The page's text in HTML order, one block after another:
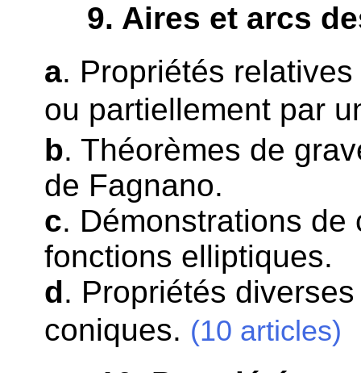
9. Aires et arcs
a. Propriétés
ou partiellement par
b. Théorèmes de
de Fagnano.
c. Démonstrations
fonctions elliptiques.
d. Propriétés
coniques. (10 articles)